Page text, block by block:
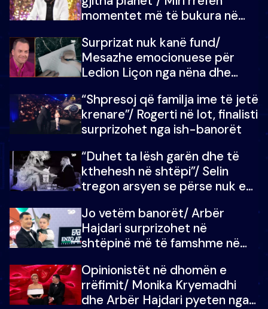
momentet më të bukura në
mungojë zilja e mëngjesit kur…
Surprizat nuk kanë fund/
Mesazhe emocionuese për
Ledion Liçon nga nëna dhe
mban dot lotët: Nuk meritoj…
“Shpresoj që familja ime të jetë
krenare”/ Rogerti në lot, finalisti
surprizohet nga ish-banorët
“Duhet ta lësh garën dhe të
kthehesh në shtëpi”/ Selin
tregon arsyen se përse nuk e
çoja luftën time deri në fund
Jo vetëm banorët/ Arbër
Hajdari surprizohet në
shtëpinë më të famshme në
vajzën e tij
Opinionistët në dhomën e
rrëfimit/ Monika Kryemadhi
dhe Arbër Hajdari pyeten nga